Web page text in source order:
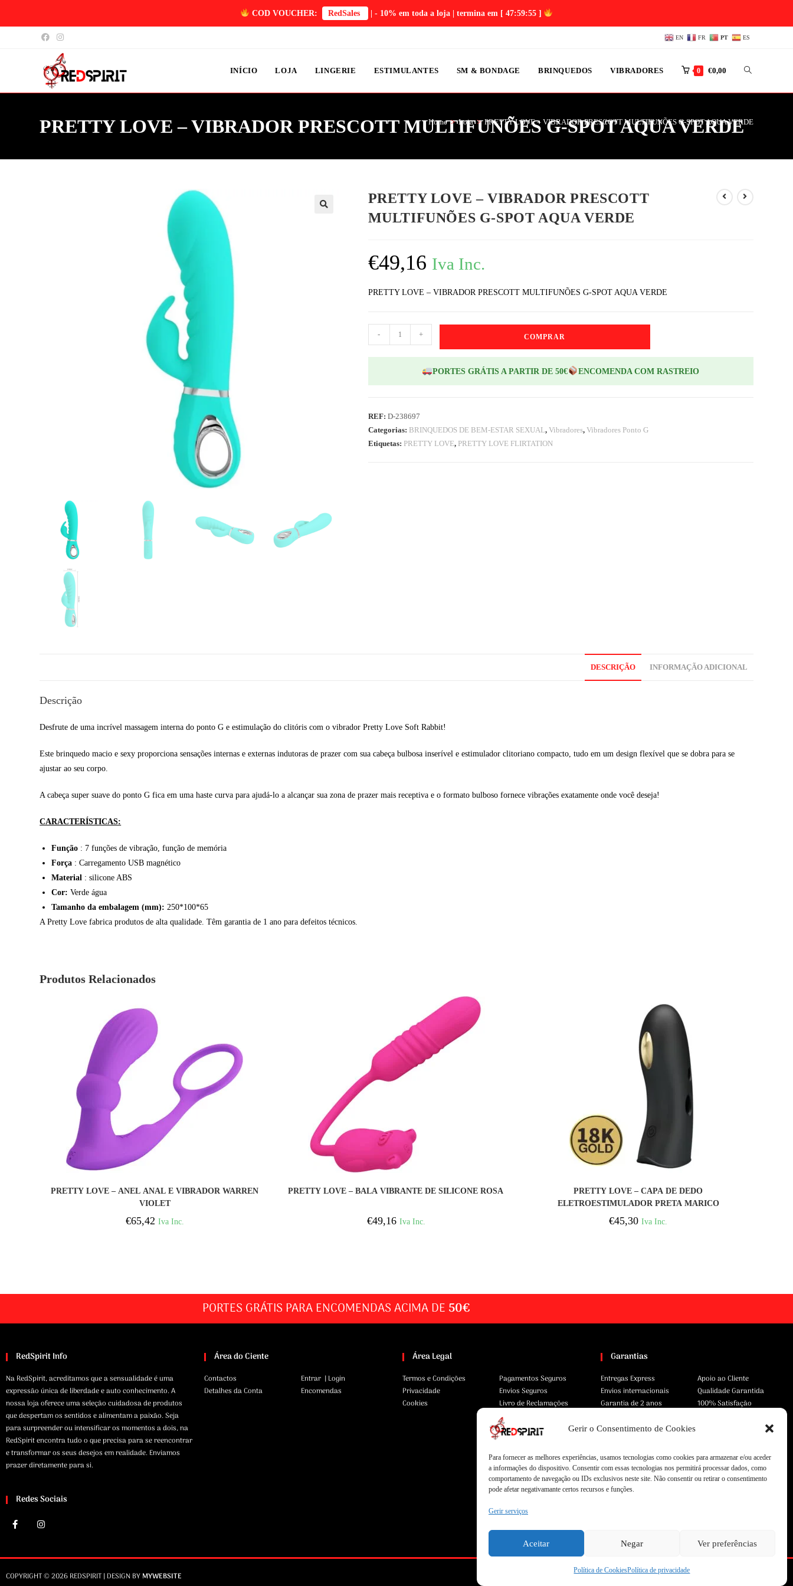
Gerir o Consentimento de Cookies
Para fornecer as melhores experiências, usamos tecnologias como cookies para armazenar e/ou aceder
a informações do dispositivo. Consentir com essas tecnologias nos permitirá processar dados, como
comportamento de navegação ou IDs exclusivos neste site. Não consentir ou retirar o consentimento
pode afetar negativamante certos recursos e funções.
Gerir serviços
Aceitar Negar Ver preferências
Política de CookiesPolítica de privacidade
COD VOUCHER: RedSales | - 10% em toda a loja | termina em [ 47:59:55 ]
EN FR PT ES
INÍCIO LOJA LINGERIE ESTIMULANTES SM & BONDAGE BRINQUEDOS VIBRADORES 0 €0,00
PRETTY LOVE – VIBRADOR PRESCOTT MULTIFUNÕES G-SPOT AQUA VERDE
Home > Loja > PRETTY LOVE – VIBRADOR PRESCOTT MULTIFUNÕES G-SPOT AQUA VERDE
PRETTY LOVE – VIBRADOR PRESCOTT
MULTIFUNÕES G-SPOT AQUA VERDE
€49,16 Iva Inc.
PRETTY LOVE – VIBRADOR PRESCOTT MULTIFUNÕES G-SPOT AQUA VERDE
- + COMPRAR
PORTES GRÁTIS A PARTIR DE 50€ ENCOMENDA COM RASTREIO
REF: D-238697
Categorias: BRINQUEDOS DE BEM-ESTAR SEXUAL, Vibradores, Vibradores Ponto G
Etiquetas: PRETTY LOVE, PRETTY LOVE FLIRTATION
DESCRIÇÃO INFORMAÇÃO ADICIONAL
Descrição
Desfrute de uma incrível massagem interna do ponto G e estimulação do clitóris com o vibrador Pretty Love Soft Rabbit!
Este brinquedo macio e sexy proporciona sensações internas e externas indutoras de prazer com sua cabeça bulbosa inserível e estimulador clitoriano compacto, tudo em um design flexível que se dobra para se
ajustar ao seu corpo.
A cabeça super suave do ponto G fica em uma haste curva para ajudá-lo a alcançar sua zona de prazer mais receptiva e o formato bulboso fornece vibrações exatamente onde você deseja!
CARACTERÍSTICAS:
Função : 7 funções de vibração, função de memória
Força : Carregamento USB magnético
Material : silicone ABS
Cor: Verde água
Tamanho da embalagem (mm): 250*100*65
A Pretty Love fabrica produtos de alta qualidade. Têm garantia de 1 ano para defeitos técnicos.
Produtos Relacionados
PRETTY LOVE – ANEL ANAL E VIBRADOR WARREN
VIOLET
€65,42 Iva Inc.
PRETTY LOVE – BALA VIBRANTE DE SILICONE ROSA
€49,16 Iva Inc.
PRETTY LOVE – CAPA DE DEDO
ELETROESTIMULADOR PRETA MARICO
€45,30 Iva Inc.
PORTES GRÁTIS PARA ENCOMENDAS ACIMA DE 50€
RedSpirit Info
Na RedSpirit, acreditamos que a sensualidade é uma
expressão única de liberdade e auto conhecimento. A
nossa loja oferece uma seleção cuidadosa de produtos
que despertam os sentidos e alimentam a paixão. Seja
para surpreender ou intensificar os momentos a dois, na
RedSpirit encontra tudo o que precisa para se reencontrar
e transformar os seus desejos em realidade. Enviamos
prazer diretamente para si.
Redes Sociais
Área do Ciente
Contactos
Detalhes da Conta
Entrar | Login
Encomendas
Área Legal
Termos e Condições
Privacidade
Cookies
Pagamentos Seguros
Envios Seguros
Livro de Reclamações
Garantias
Entregas Express
Envios internacionais
Garantia de 2 anos
Apoio ao Cliente
Qualidade Garantida
100% Satisfação
COPYRIGHT © 2026 REDSPIRIT | DESIGN BY MYWEBSITE